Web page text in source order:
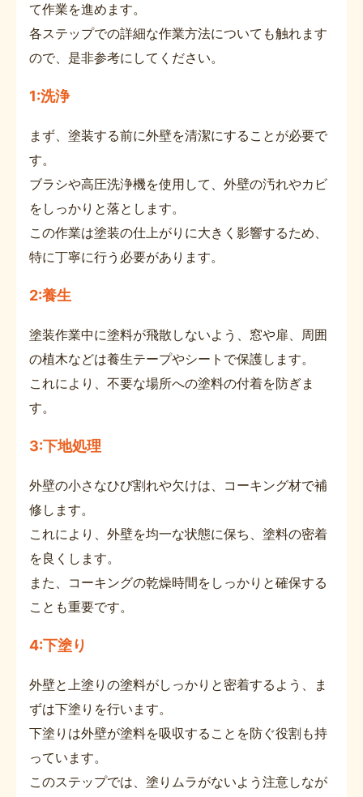
て作業を進めます。
各ステップでの詳細な作業方法についても触れます
ので、是非参考にしてください。
1:洗浄
まず、塗装する前に外壁を清潔にすることが必要で
す。
ブラシや高圧洗浄機を使用して、外壁の汚れやカビ
をしっかりと落とします。
この作業は塗装の仕上がりに大きく影響するため、
特に丁寧に行う必要があります。
2:養生
塗装作業中に塗料が飛散しないよう、窓や扉、周囲
の植木などは養生テープやシートで保護します。
これにより、不要な場所への塗料の付着を防ぎま
す。
3:下地処理
外壁の小さなひび割れや欠けは、コーキング材で補
修します。
これにより、外壁を均一な状態に保ち、塗料の密着
を良くします。
また、コーキングの乾燥時間をしっかりと確保する
ことも重要です。
4:下塗り
外壁と上塗りの塗料がしっかりと密着するよう、ま
ずは下塗りを行います。
下塗りは外壁が塗料を吸収することを防ぐ役割も持
っています。
このステップでは、塗りムラがないよう注意しなが